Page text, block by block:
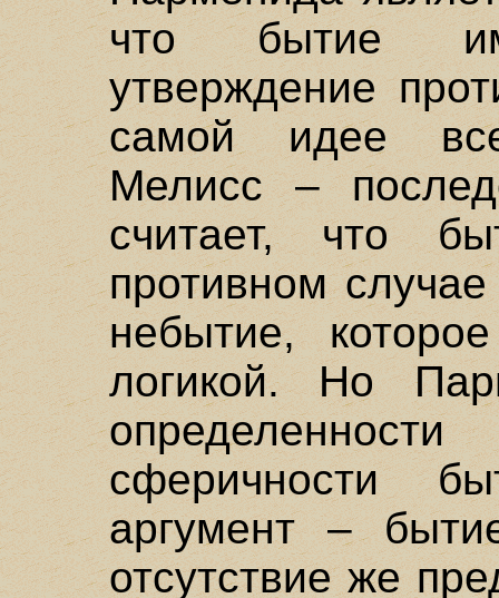
что бытие
утверждение
самой идее
Мелисс –
считает, что
противном
небытие,
логикой. Но
сферичности
аргумент –
отсутствие же